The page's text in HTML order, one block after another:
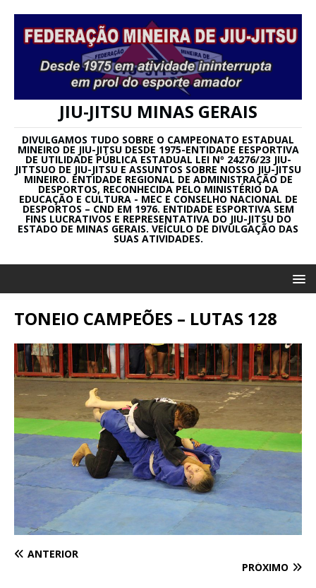
JIU-JITSU MINAS GERAIS
DIVULGAMOS TUDO SOBRE O CAMPEONATO ESTADUAL
MINEIRO DE JIU-JITSU DESDE 1975-ENTIDADE EESPORTIVA
DE UTILIDADE PÚBLICA ESTADUAL LEI Nº 24276/23 JIU-
JITTSUO DE JIU-JITSU E ASSUNTOS SOBRE NOSSO JIU-JITSU
MINEIRO. ENTIDADE REGIONAL DE ADMINISTRAÇÃO DE
DESPORTOS, RECONHECIDA PELO MINISTÉRIO DA
EDUCAÇÃO E CULTURA - MEC E CONSELHO NACIONAL DE
DESPORTOS – CND EM 1976. ENTIDADE ESPORTIVA SEM
FINS LUCRATIVOS E REPRESENTATIVA DO JIU-JITSU DO
ESTADO DE MINAS GERAIS. VEÍCULO DE DIVULGAÇÃO DAS
SUAS ATIVIDADES.
TONEIO CAMPEÕES – LUTAS 128
ANTERIOR
PRÓXIMO